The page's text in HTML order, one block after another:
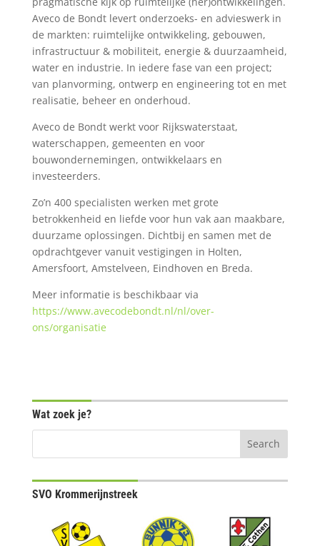
Aveco de Bondt levert onderzoeks- en advieswerk in
de markten: ruimtelijke ontwikkeling, gebouwen,
infrastructuur & mobiliteit, energie & duurzaamheid,
water en industrie. In iedere fase van een project;
van planvorming, ontwerp en engineering tot en met
realisatie, beheer en onderhoud.
Aveco de Bondt werkt voor Rijkswaterstaat,
waterschappen, gemeenten en voor
bouwondernemingen, ontwikkelaars en
investeerders.
Zo’n 400 specialisten werken met grote
betrokkenheid en liefde voor hun vak aan maakbare,
duurzame oplossingen. Dichtbij en samen met de
opdrachtgever vanuit vestigingen in Holten,
Amersfoort, Amstelveen, Eindhoven en Breda.
Meer informatie is beschikbaar via
https://www.avecodebondt.nl/nl/over-
ons/organisatie
Wat zoek je?
SVO Krommerijnstreek